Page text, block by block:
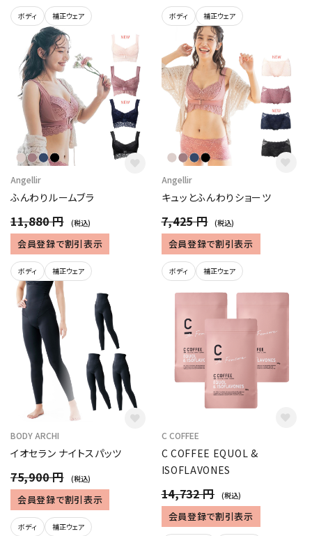
ボディ 補正ウェア ボディ 補正ウェア
Angellir
ふんわりルームブラ
11,880 円 (税込)
会員登録で割引表示
ボディ 補正ウェア
Angellir
キュッとふんわりショーツ
7,425 円 (税込)
会員登録で割引表示
ボディ 補正ウェア
BODY ARCHI
イオセラン ナイトスパッツ
75,900 円 (税込)
会員登録で割引表示
ボディ 補正ウェア
C COFFEE
C COFFEE EQUOL &
ISOFLAVONES
14,732 円 (税込)
会員登録で割引表示